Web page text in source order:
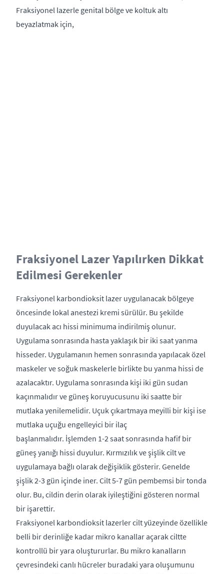
Fraksiyonel lazerle genital bölge ve koltuk altı
beyazlatmak için,
Fraksiyonel Lazer Yapılırken Dikkat
Edilmesi Gerekenler
Fraksiyonel karbondioksit lazer uygulanacak bölgeye
öncesinde lokal anestezi kremi sürülür. Bu şekilde
duyulacak acı hissi minimuma indirilmiş olunur.
Uygulama sonrasında hasta yaklaşık bir iki saat yanma
hisseder. Uygulamanın hemen sonrasında yapılacak özel
maskeler ve soğuk maskelerle birlikte bu yanma hissi de
azalacaktır. Uygulama sonrasında kişi iki gün sudan
kaçınmalıdır ve güneş koruyucusunu iki saatte bir
mutlaka yenilemelidir. Uçuk çıkartmaya meyilli bir kişi ise
mutlaka uçuğu engelleyici bir ilaç
başlanmalıdır. İşlemden 1-2 saat sonrasında hafif bir
güneş yanığı hissi duyulur. Kırmızılık ve şişlik cilt ve
uygulamaya bağlı olarak değişiklik gösterir. Genelde
şişlik 2-3 gün içinde iner. Cilt 5-7 gün pembemsi bir tonda
olur. Bu, cildin derin olarak iyileştiğini gösteren normal
bir işarettir.
Fraksiyonel karbondioksit lazerler cilt yüzeyinde özellikle
belli bir derinliğe kadar mikro kanallar açarak ciltte
kontrollü bir yara oluştururlar. Bu mikro kanalların
çevresindeki canlı hücreler buradaki yara oluşumunu